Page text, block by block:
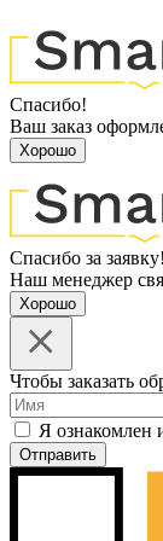
Спасибо!
Ваш заказ
Хорошо
Спасибо за заявку!
Наш менеджер
Хорошо
Чтобы заказать
Я ознакомлен
Отправить